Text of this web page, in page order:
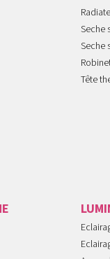
Seche
Seche
Tête